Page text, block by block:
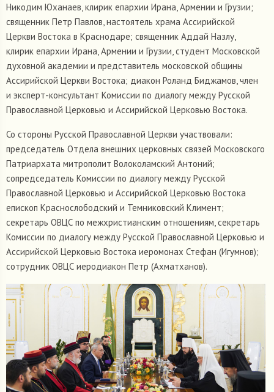
Никодим Юханаев, клирик епархии Ирана, Армении и Грузии;
священник Петр Павлов, настоятель храма Ассирийской
Церкви Востока в Краснодаре; священник Аддай Назлу,
клирик епархии Ирана, Армении и Грузии, студент Московской
духовной академии и представитель московской общины
Ассирийской Церкви Востока; диакон Роланд Биджамов, член
и эксперт-консультант Комиссии по диалогу между Русской
Православной Церковью и Ассирийской Церковью Востока.
Со стороны Русской Православной Церкви участвовали:
председатель Отдела внешних церковных связей Московского
Патриархата митрополит Волоколамский Антоний;
сопредседатель Комиссии по диалогу между Русской
Православной Церковью и Ассирийской Церковью Востока
епископ Краснослободский и Темниковский Климент;
секретарь ОВЦС по межхристианским отношениям, секретарь
Комиссии по диалогу между Русской Православной Церковью и
Ассирийской Церковью Востока иеромонах Стефан (Игумнов);
сотрудник ОВЦС иеродиакон Петр (Ахматханов).